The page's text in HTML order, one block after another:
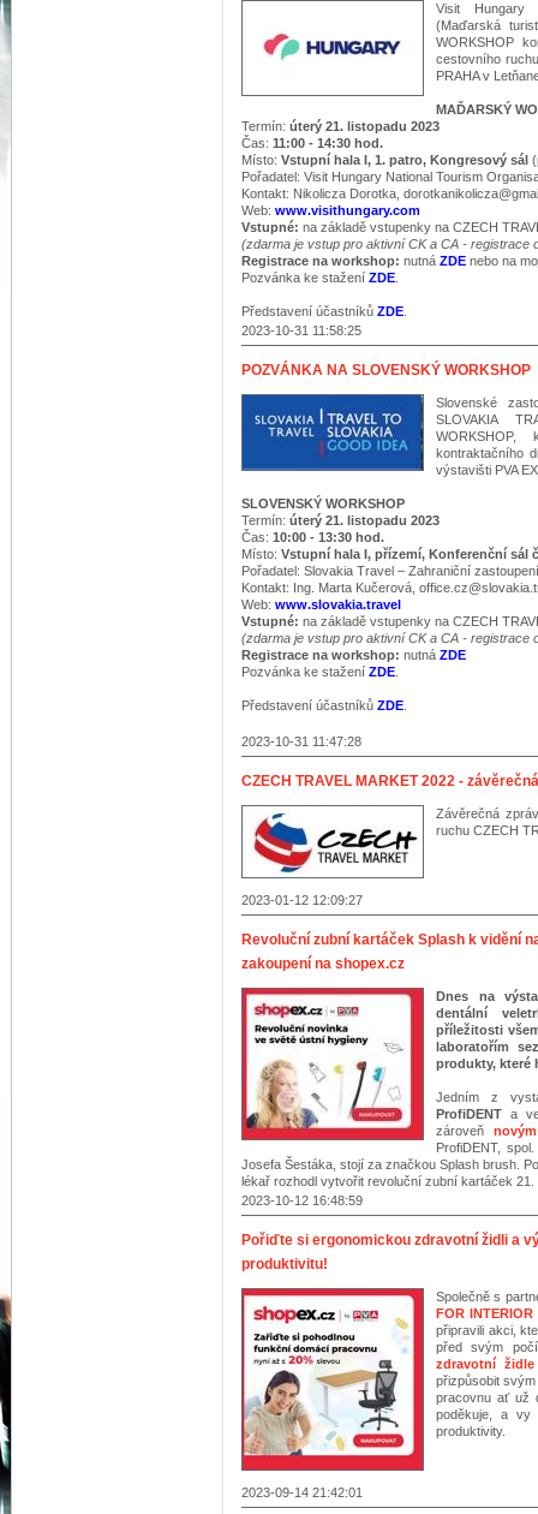
Visit Hungary
(Maďarská
WORKSHOP
cestovního
PRAHA v
MAĎARSKÝ
Termín: úterý 21. listopadu 2023
Čas: 11:00 - 14:30 hod.
Místo: Vstupní hala I, 1. patro, Kongresový sál
Pořadatel: Visit Hungary National Tourism
Kontakt: Nikolicza Dorotka,
Web: www.visithungary.com
Vstupné: na základě vstupenky na CZECH
​(zdarma je vstup pro aktivní CK a CA -
Registrace na workshop: nutná ZDE nebo na
Pozvánka ke stažení ZDE
Představení účastníků ZDE
2023-10-31 11:58:25
POZVÁNKA NA SLOVENSKÝ WORKSHOP
Slovenské
SLOVAKIA
kontraktačního
výstavišti PVA
SLOVENSKÝ WORKSHOP
Termín: úterý 21. listopadu 2023
Čas: 10:00 - 13:30 hod.
Místo: Vstupní hala I, přízemí, Konferenční sál
Pořadatel: Slovakia Travel – Zahraniční
Kontakt: Ing. Marta Kučerová,
Web: www.slovakia.travel
Vstupné: na základě vstupenky na CZECH
​(zdarma je vstup pro aktivní CK a CA -
Registrace na workshop: nutná ZDE
Pozvánka ke stažení ZDE
Představení účastníků ZDE
2023-10-31 11:47:28
CZECH TRAVEL MARKET 2022 -
Závěrečná
ruchu CZECH
2023-01-12 12:09:27
Revoluční zubní kartáček Splash k vidění
zakoupení na shopex.cz
Dnes na
dentální
příležitosti
laboratořím
produkty, které
Jedním z
ProfiDENT a
zároveň
ProfiDENT,
Josefa Šestáka, stojí za značkou Splash brush.
lékař rozhodl vytvořit revoluční zubní kartáček 21.
2023-10-12 16:48:59
Pořiďte si ergonomickou zdravotní židli a
produktivitu!
Společně s
FOR INTERIOR
připravili akci,
před svým
zdravotní židle
přizpůsobit
pracovnu ať už
poděkuje, a
produktivity.
2023-09-14 21:42:01